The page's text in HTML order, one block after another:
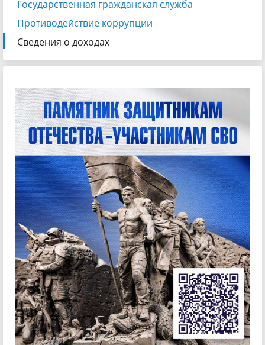
Государственная гражданская служба
Противодействие коррупции
Сведения о доходах